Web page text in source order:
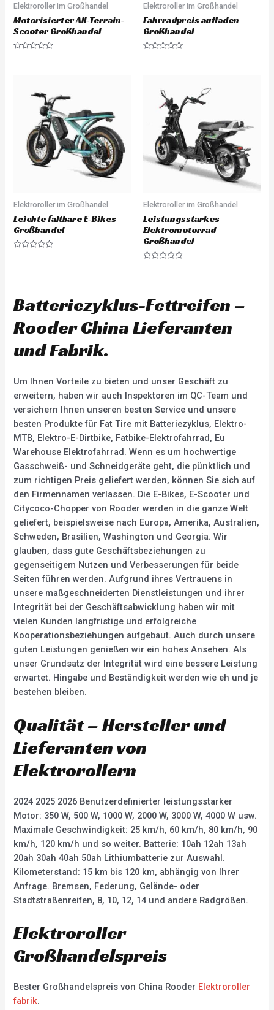
Elektroroller im Großhandel
Motorisierter All-Terrain-
Scooter Großhandel
Elektroroller im Großhandel
Fahrradpreis aufladen
Großhandel
Elektroroller im Großhandel
Leichte faltbare E-Bikes
Großhandel
o
u
o
f
5
Elektroroller im Großhandel
Leistungsstarkes
Elektromotorrad
Großhandel
0
o
t
o
Batteriezyklus-Fettreifen –
Rooder China Lieferanten
und Fabrik.
Um Ihnen Vorteile zu bieten und unser Geschäft zu
erweitern, haben wir auch Inspektoren im QC-Team und
versichern Ihnen unseren besten Service und unsere
besten Produkte für Fat Tire mit Batteriezyklus, Elektro-
MTB, Elektro-E-Dirtbike, Fatbike-Elektrofahrrad, Eu
Warehouse Elektrofahrrad. Wenn es um hochwertige
Gasschweiß- und Schneidgeräte geht, die pünktlich und
zum richtigen Preis geliefert werden, können Sie sich auf
den Firmennamen verlassen. Die E-Bikes, E-Scooter und
Citycoco-Chopper von Rooder werden in die ganze Welt
geliefert, beispielsweise nach Europa, Amerika, Australien,
Schweden, Brasilien, Washington und Georgia. Wir
glauben, dass gute Geschäftsbeziehungen zu
gegenseitigem Nutzen und Verbesserungen für beide
Seiten führen werden. Aufgrund ihres Vertrauens in
unsere maßgeschneiderten Dienstleistungen und ihrer
Integrität bei der Geschäftsabwicklung haben wir mit
vielen Kunden langfristige und erfolgreiche
Kooperationsbeziehungen aufgebaut. Auch durch unsere
guten Leistungen genießen wir ein hohes Ansehen. Als
unser Grundsatz der Integrität wird eine bessere Leistung
erwartet. Hingabe und Beständigkeit werden wie eh und je
bestehen bleiben.
Qualität – Hersteller und
Lieferanten von
Elektrorollern
2024 2025 2026 Benutzerdefinierter leistungsstarker
Motor: 350 W, 500 W, 1000 W, 2000 W, 3000 W, 4000 W usw.
Maximale Geschwindigkeit: 25 km/h, 60 km/h, 80 km/h, 90
km/h, 120 km/h und so weiter. Batterie: 10ah 12ah 13ah
20ah 30ah 40ah 50ah Lithiumbatterie zur Auswahl.
Kilometerstand: 15 km bis 120 km, abhängig von Ihrer
Anfrage. Bremsen, Federung, Gelände- oder
Stadtstraßenreifen, 8, 10, 12, 14 und andere Radgrößen.
Elektroroller
Großhandelspreis
Bester Großhandelspreis von China Rooder Elektroroller
fabrik.